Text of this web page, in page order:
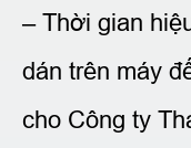
– Thời gian
dán trên máy
cho Công ty